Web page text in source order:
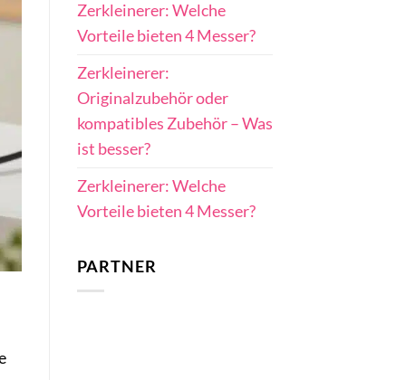
Zerkleinerer: Welche
Vorteile bieten 4 Messer?
Zerkleinerer:
Originalzubehör oder
kompatibles Zubehör – Was
ist besser?
Zerkleinerer: Welche
Vorteile bieten 4 Messer?
PARTNER